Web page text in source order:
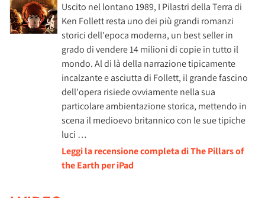
Uscito nel lontano 1989, I Pilastri della Terra di
Ken Follett resta uno dei più grandi romanzi
storici dell'epoca moderna, un best seller in
grado di vendere 14 milioni di copie in tutto il
mondo. Al di là della narrazione tipicamente
incalzante e asciutta di Follett, il grande fascino
dell'opera risiede ovviamente nella sua
particolare ambientazione storica, mettendo in
scena il medioevo britannico con le sue tipiche
luci …
Leggi la recensione completa di The Pillars of
the Earth per iPad